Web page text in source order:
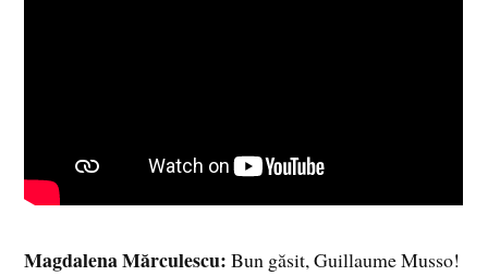
Magdalena Mărculescu: Bun găsit, Guillaume Musso!